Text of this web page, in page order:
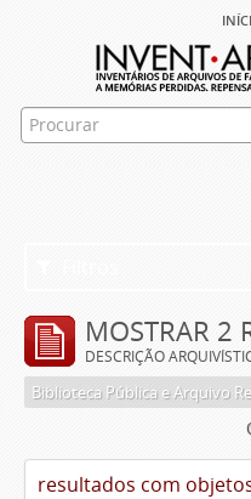
MOSTRAR 2
DESCRIÇÃO
resultados com